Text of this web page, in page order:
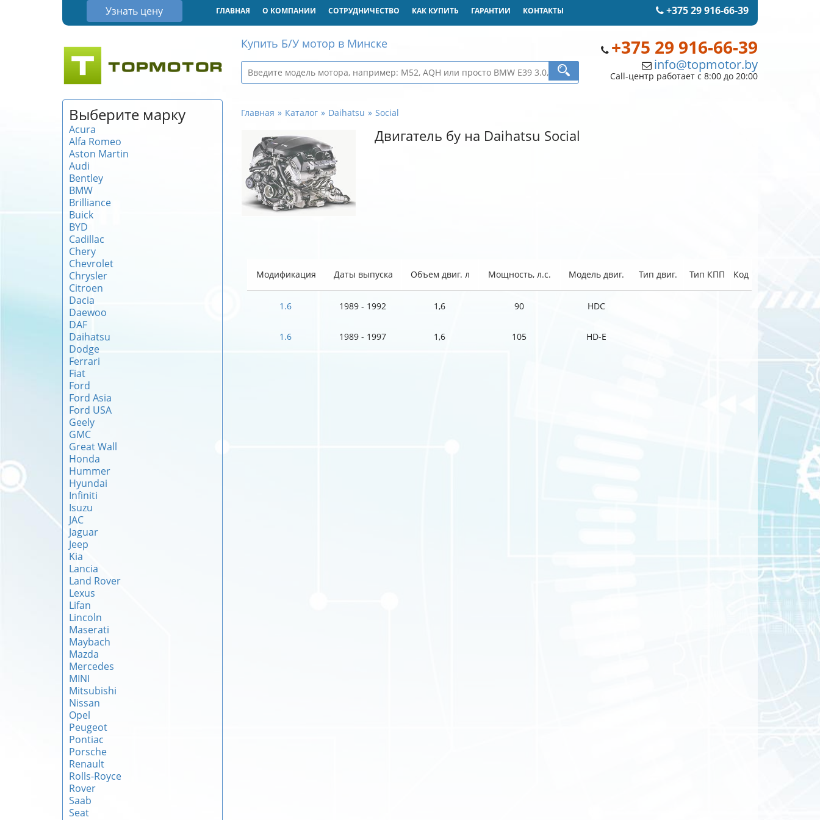
Узнать цену +375 29 916-66-39
ГЛАВНАЯ О КОМПАНИИ СОТРУДНИЧЕСТВО КАК КУПИТЬ ГАРАНТИИ КОНТАКТЫ
+375 29 916-66-39
info@topmotor.by
Call-центр работает с 8:00 до 20:00
Купить Б/У мотор в Минске
Выберите марку
Acura
Alfa Romeo
Aston Martin
Audi
Bentley
BMW
Brilliance
Buick
BYD
Cadillac
Chery
Chevrolet
Chrysler
Citroen
Dacia
Daewoo
DAF
Daihatsu
Dodge
Ferrari
Fiat
Ford
Ford Asia
Ford USA
Geely
GMC
Great Wall
Honda
Hummer
Hyundai
Infiniti
Isuzu
JAC
Jaguar
Jeep
Kia
Lancia
Land Rover
Lexus
Lifan
Lincoln
Maserati
Maybach
Mazda
Mercedes
MINI
Mitsubishi
Nissan
Opel
Peugeot
Pontiac
Porsche
Renault
Rolls-Royce
Rover
Saab
Seat
Главная Каталог Daihatsu Social
Двигатель бу на Daihatsu Social
Модификация Даты выпуска Объем двиг. л Мощность, л.с. Модель двиг. Тип двиг. Тип КПП Код
1.6 1989 - 1992 1,6 90 HDC
1.6 1989 - 1997 1,6 105 HD-E